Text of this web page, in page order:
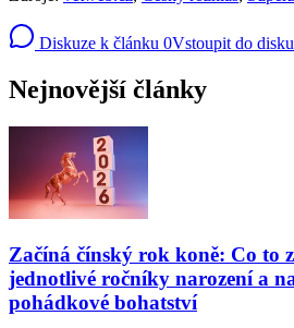
Diskuze k článku 0Vstoupit do
Nejnovější články
Začíná čínský rok koně: Co to
jednotlivé ročníky narození a
pohádkové bohatství